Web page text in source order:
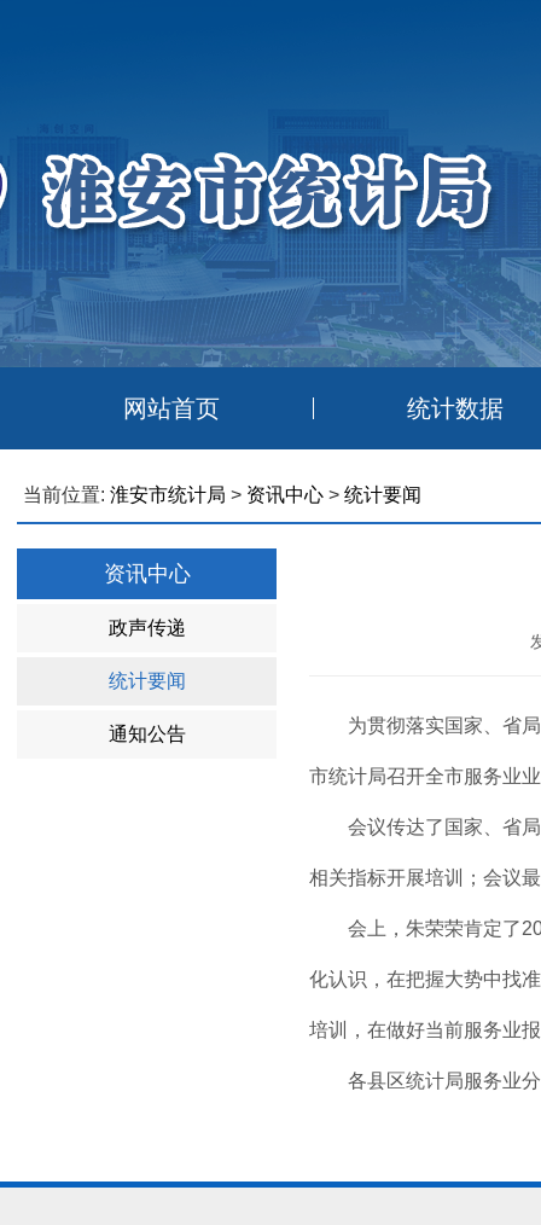
网站首页 统计数据
当前位置: 淮安市统计局 > 资讯中心 > 统计要闻
资讯中心
政声传递
统计要闻
通知公告 为贯彻落实国家、省局
市统计局召开全市服务业
会议传达了国家、省局
相关指标开展培训；会议
会上，朱荣荣肯定了
化认识，在把握大势中找
培训，在做好当前服务业
各县区统计局服务业分